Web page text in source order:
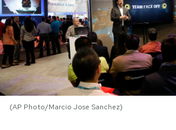
PODCAST
NEWSLETTER
I MIEI PREFERITI
(AP Photo/Marcio Jose Sanchez)